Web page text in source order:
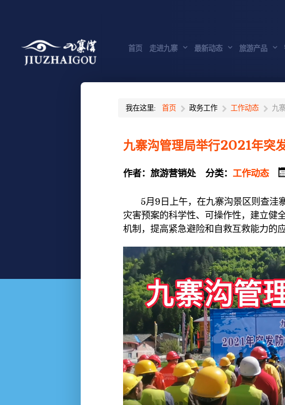
首页 走进九寨 最新动态 旅游产品
我在这里: 首页 政务工作 工作动态 九
九寨沟管理局举行2021年突
作者： 旅游营销处 分类： 工作动态
5月9日上午，在九寨沟景区则查洼
灾害预案的科学性、可操作性，建立健
机制，提高紧急避险和自救互救能力的